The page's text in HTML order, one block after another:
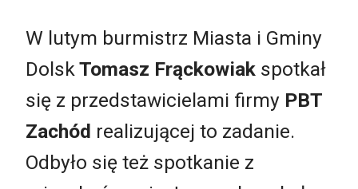
W lutym burmistrz Miasta i Gminy
DolskTomasz Frąckowiak spotkał
się z przedstawicielami firmy PBT
Zachód realizującej to zadanie.
Odbyło się też spotkanie z